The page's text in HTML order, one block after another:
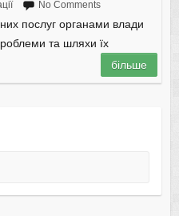
No Comments
послуг органами влади
та шляхи їх
більше